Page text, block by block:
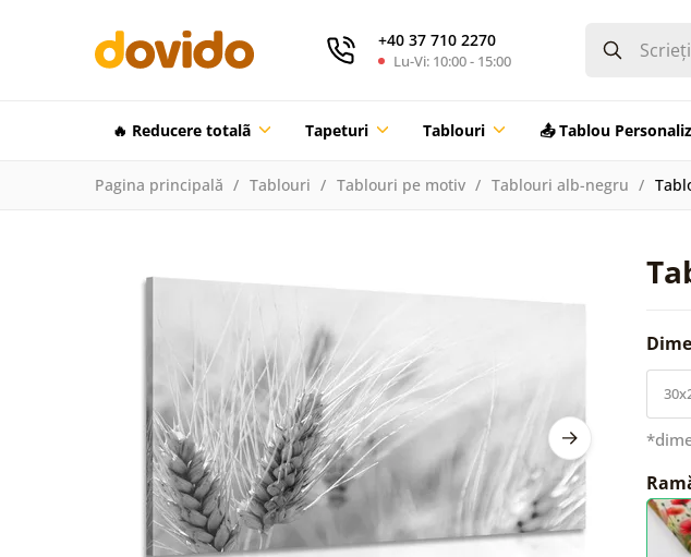
+40 37 710 2270
Lu-Vi: 10:00 - 15:00
🔥 Reducere totalã Tapeturi Tablouri 📤 Tablou
Pagina principală Tablouri Tablouri pe motiv Tablouri alb-negru